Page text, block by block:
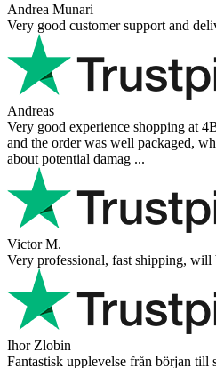
Andrea Munari
Very good customer support and
Andreas
Very good experience shopping at
and the order was well packaged,
about potential damag ...
Victor M.
Very professional, fast shipping, will
Ihor Zlobin
Fantastisk upplevelse från början till